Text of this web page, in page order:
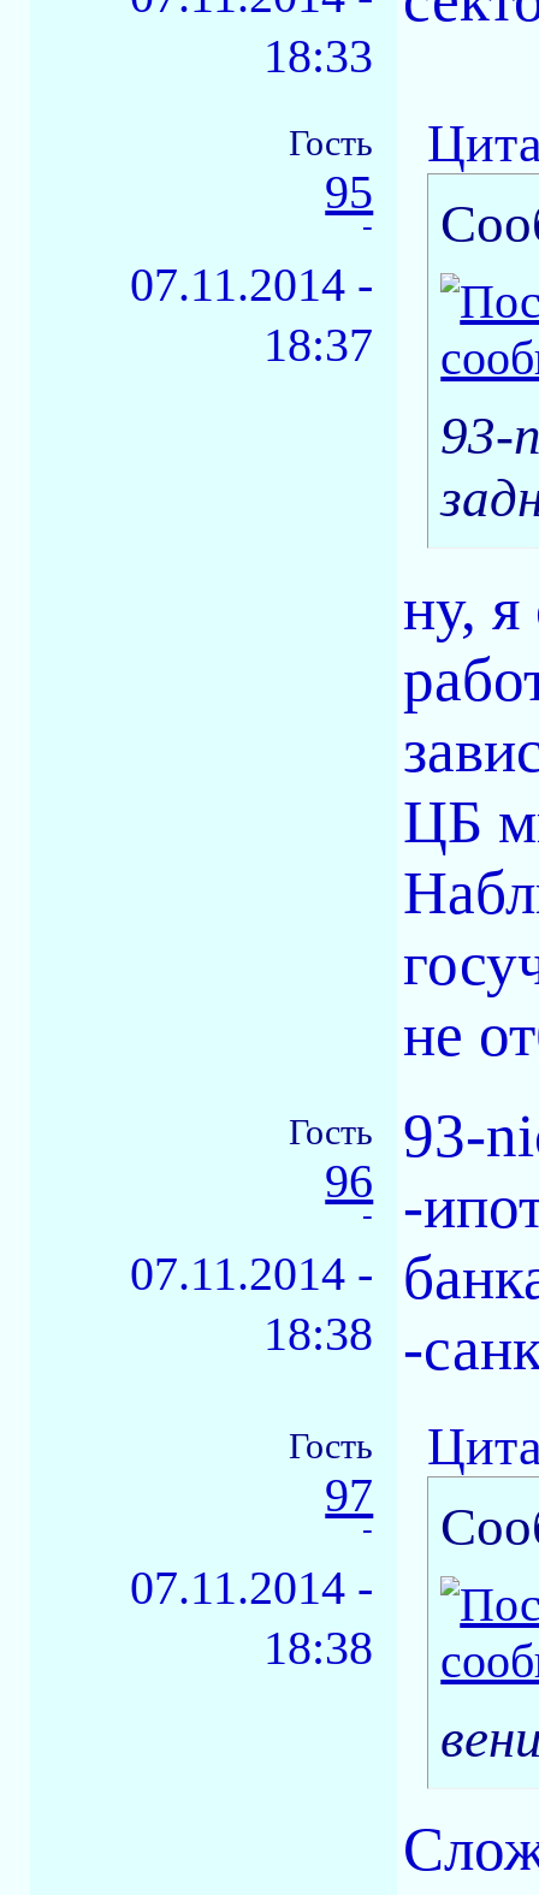
18:33
Гость
95
-
07.11.2014 -
18:37
93-
ну,
ЦБ
не
Гость
96
-
07.11.2014 -
18:38
93-
-
-
Гость
97
-
07.11.2014 -
18:38